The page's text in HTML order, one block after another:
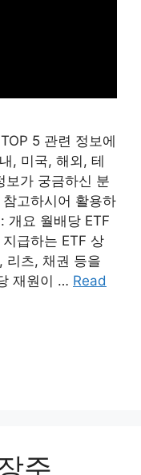
5 관련 정보에
, 미국, 해외, 테
보가 궁금하신 분
고하시어 활용하
개요 월배당 ETF
급하는 ETF 상
리츠, 채권 등을
재원이 … Read
주